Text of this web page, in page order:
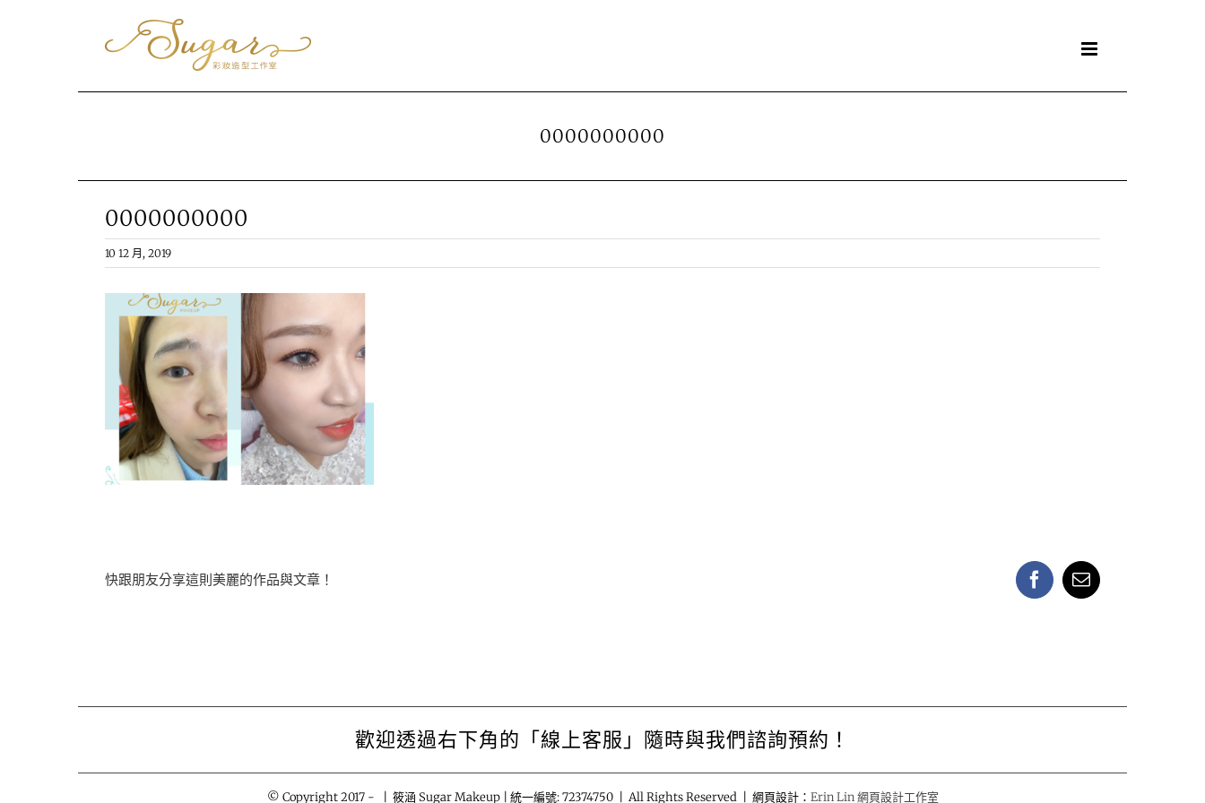
0000000000
0000000000
10 12 月, 2019
快跟朋友分享這則美麗的作品與文章！ FacebookEmail:
歡迎透過右下角的「線上客服」隨時與我們諮詢預約！
© Copyright 2017 - | 筱涵 Sugar Makeup | 統一編號: 72374750 | All Rights Reserved | 網頁設計： Erin Lin 網頁設計工作室